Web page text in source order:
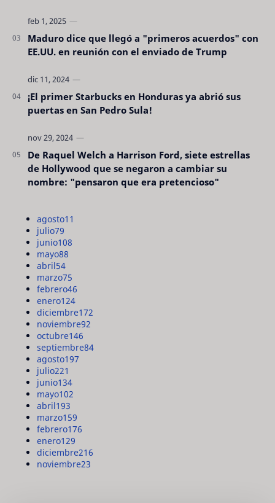
Maduro dice que llegó a "primeros acuerdos" con
EE.UU. en reunión con el enviado de Trump
¡El primer Starbucks en Honduras ya abrió sus
puertas en San Pedro Sula!
De Raquel Welch a Harrison Ford, siete estrellas
de Hollywood que se negaron a cambiar su
nombre: "pensaron que era pretencioso"
agosto11
julio79
junio108
mayo88
abril54
marzo75
febrero46
enero124
diciembre172
noviembre92
octubre146
septiembre84
agosto197
julio221
junio134
mayo102
abril193
marzo159
febrero176
enero129
diciembre216
noviembre23